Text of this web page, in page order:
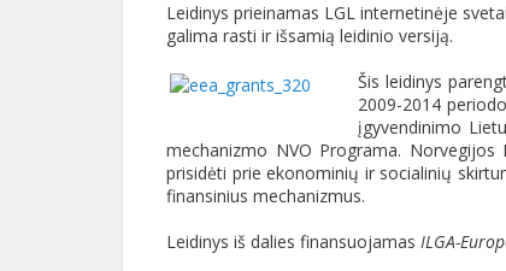
Leidinys prieinamas LGL internetinėje
galima rasti ir išsamią leidinio versiją.
Šis leidinys
2009-2014
įgyvendinimo
mechanizmo NVO Programa. Norvegijos
prisidėti prie ekonominių ir socialinių
finansinius mechanizmus.
Leidinys iš dalies finansuojamas ILGA-